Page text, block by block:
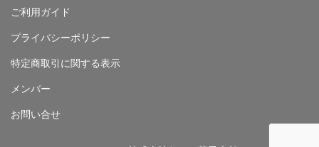
ご利用ガイド
プライバシーポリシー
特定商取引に関する表示
メンバー
お問い合せ